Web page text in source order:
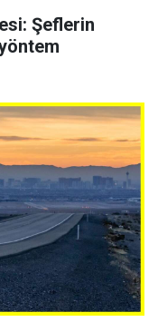
Şeflerin